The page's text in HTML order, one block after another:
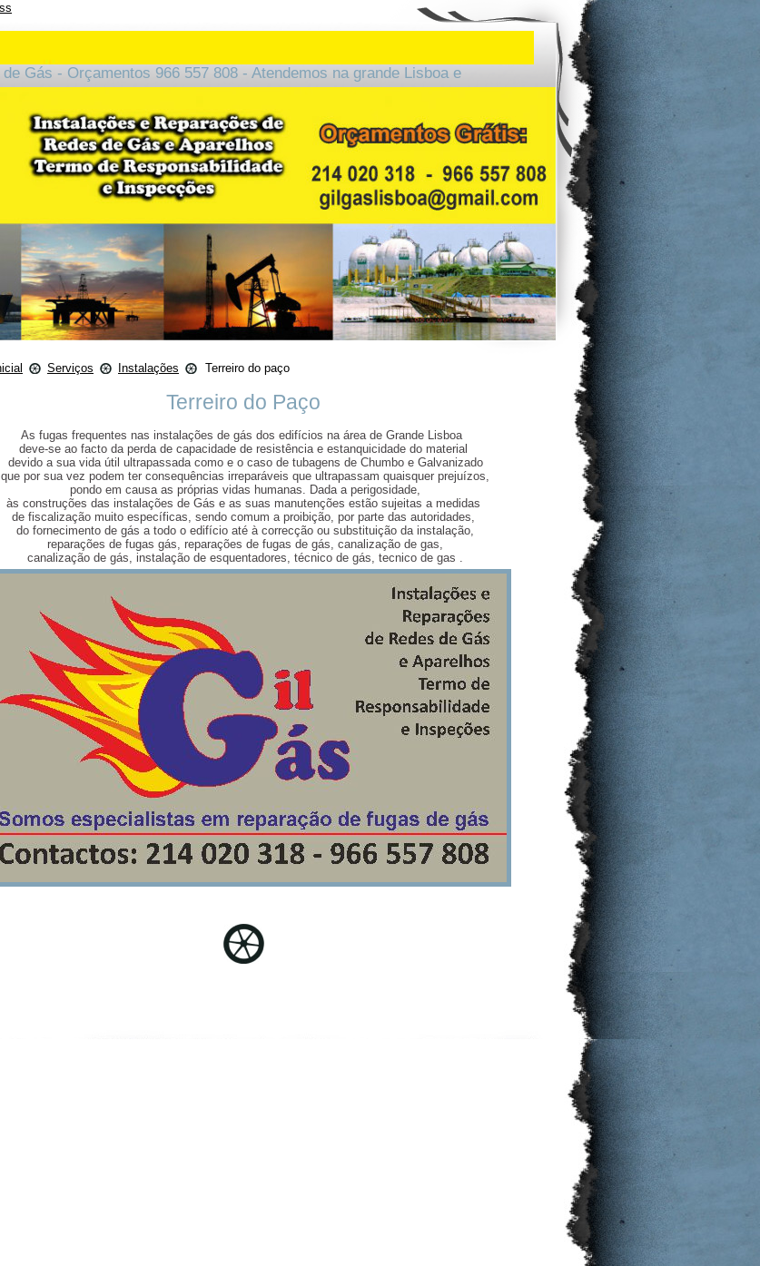
Gás - Orçamentos 966 557 808 - Atendemos na grande Lisboa e
Serviços Instalações Terreiro do paço
Terreiro do Paço
As fugas frequentes nas instalações de gás dos edifícios na área de Grande Lisboa
deve-se ao facto da perda de capacidade de resistência e estanquicidade do material
devido a sua vida útil ultrapassada como e o caso de tubagens de Chumbo e Galvanizado
que por sua vez podem ter consequências irreparáveis que ultrapassam quaisquer prejuízos,
pondo em causa as próprias vidas humanas. Dada a perigosidade,
às construções das instalações de Gás e as suas manutenções estão sujeitas a medidas
de fiscalização muito específicas, sendo comum a proibição, por parte das autoridades,
do fornecimento de gás a todo o edifício até à correcção ou substituição da instalação,
reparações de fugas gás, reparações de fugas de gás, canalização de gas,
canalização de gás, instalação de esquentadores, técnico de gás, tecnico de gas .